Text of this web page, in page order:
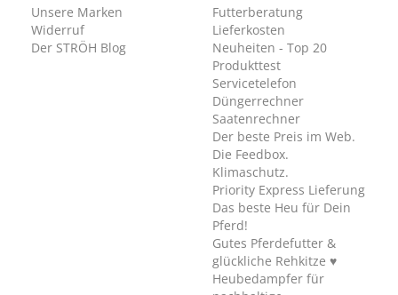
Unsere Marken
Widerruf
Der STRÖH Blog
Futterberatung
Lieferkosten
Neuheiten - Top 20
Produkttest
Servicetelefon
Düngerrechner
Saatenrechner
Der beste Preis im Web.
Die Feedbox.
Klimaschutz.
Priority Express Lieferung
Das beste Heu für Dein
Pferd!
Gutes Pferdefutter &
glückliche Rehkitze ♥
Heubedampfer für